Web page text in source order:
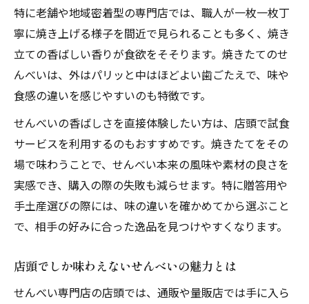
せんべいの包装やサービスも店頭で確認
贈り物選びに店頭せんべいが選ばれる理由
地域ごとの個性が光るせんべい体験を店頭で
地域色豊かなせんべいを店頭で発見しよう
む
店頭限定の地域せんべいがもたらす発見
各地のせんべい文化を店頭で体験しよう
旅気分を味わえる店頭のせんべいラインナ
ップ
健康志向せんべいを店頭で賢く選ぼう
店頭で分かるせんべいの適量と選び方
特に老舗や地域密着型の専門店では、職人が一枚一枚丁
寧に焼き上げる様子を間近で見られることも多く、焼き
立ての香ばしい香りが食欲をそそります。焼きたてのせ
んべいは、外はパリッと中はほどよい歯ごたえで、味や
食感の違いを感じやすいのも特徴です。
せんべいの香ばしさを直接体験したい方は、店頭で試食
サービスを利用するのもおすすめです。焼きたてをその
場で味わうことで、せんべい本来の風味や素材の良さを
実感でき、購入の際の失敗も減らせます。特に贈答用や
手土産選びの際には、味の違いを確かめてから選ぶこと
で、相手の好みに合った逸品を見つけやすくなります。
店頭でしか味わえないせんべいの魅力とは
せんべい専門店の店頭では、通販や量販店では手に入ら